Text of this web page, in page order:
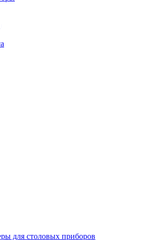
для столовых приборов